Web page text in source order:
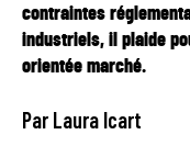
contraintes
industriels, il plaide
orientée marché.
Par Laura Icart